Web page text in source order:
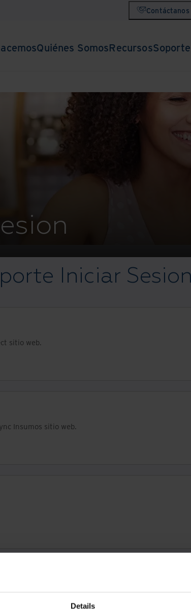
Details
Contáctanos
Quiénes SomosRecursosSoporte
Iniciar Sesion
sitio web.
Insumos sitio web.